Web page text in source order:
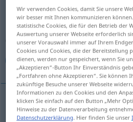
irrenv/i
Übersicht aller
(Für mehr Details die Übersetzung
سرگردان بودن
سرگردانبودن [sar-gardān
Wir verwenden Cookies, damit Sie unsere
wir besser mit Ihnen kommunizieren
statistische Cookies, die für den Betrieb der
Auswertung unserer Webseite erforderlich
unserer Vorauswahl immer auf Ihrem
Cookies und Cookies, die der Bereitstellung
dienen, werden nur gespeichert, wenn Sie
„Akzeptieren“-Button Ihr Einverständnis
„Fortfahren ohne Akzeptieren“. Sie können
zukünftige Besuche unserer Webseite
Informationen zu den Cookies und den
klicken Sie einfach auf den Button „Mehr
Hinweise zu der Datenverarbeitung
Datenschutzerklärung. Hier finden Sie unser